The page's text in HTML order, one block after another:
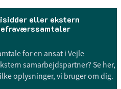
eller ekstern
for en ansat i Vejle
samarbejdspartner? Se her,
oplysninger, vi bruger om dig.